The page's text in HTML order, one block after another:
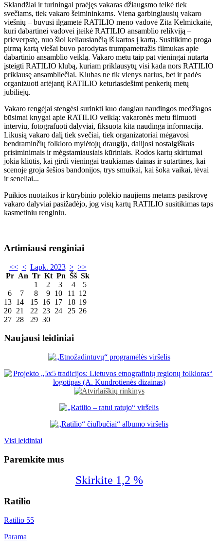
Sklandžiai ir turiningai praėjęs vakaras džiaugsmo teikė tiek
svečiams, tiek vakaro šeimininkams. Viena garbingiausių vakaro
viešnių – buvusi ilgametė RATILIO meno vadovė Zita Kelmickaitė,
kuri dabartinei vadovei įteikė RATILIO ansamblio relikviją –
prieverpstę, nuo šiol keliausiančią iš kartos į kartą. Susitikimo proga
pirmą kartą viešai buvo parodytas trumpametražis filmukas apie
dabartinio ansamblio veiklą. Vakaro metu taip pat vieningai nutarta
įsteigti RATILIO klubą, kuriam priklausytų visi kada nors RATILIO
priklausę ansambliečiai. Klubas ne tik vienys narius, bet ir padės
organizuoti artėjantį RATILIO keturiasdešimt penkerių metų
jubiliejų.
Vakaro rengėjai stengėsi surinkti kuo daugiau naudingos medžiagos
būsimai knygai apie RATILIO veiklą: vakaronės metu filmuoti
interviu, fotografuoti dalyviai, fiksuota kita naudinga informacija.
Likusią vakaro dalį tiek svečiai, tiek organizatoriai mėgavosi
bendraminčių folkloro mylėtojų draugija, dalijosi nostalgiškais
prisiminimais ir mėgstamiausiais kūriniais. Rodos kartų skirtumai
jokia kliūtis, kai girdi vieningai traukiamas dainas ir sutartines, kai
scenoje groja šešios bandonijos, trys smuikai, kai šoka vaikai, tėvai
ir seneliai...
Puikios nuotaikos ir kūrybinio polėkio naujiems metams pasikrovę
vakaro dalyviai pasižadėjo, jog visų kartų RATILIO susitikimas taps
kasmetiniu renginiu.
Artimiausi renginiai
<< < Lapk. 2023 > >>
Pr An Tr Kt Pn Šš Sk
1
2 3 4
5
6
7 8 9 10 11
12
13 14 15 16 17 18 19
20 21 22 23 24 25 26
27 28 29 30
Naujausi leidiniai
Visi leidiniai
Paremkite mus
Skirkite 1,2 %
Ratilio
Ratilio 55
Parama